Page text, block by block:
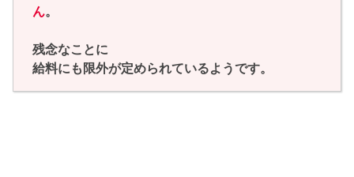
ん。
残念なことに
給料にも限外が定められているようです。